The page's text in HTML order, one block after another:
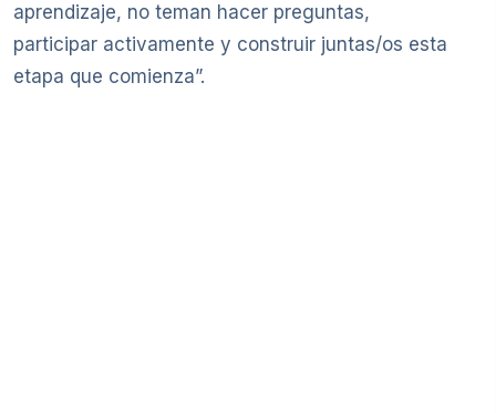
aprendizaje, no teman hacer preguntas,
participar activamente y construir juntas/os esta
etapa que comienza”.